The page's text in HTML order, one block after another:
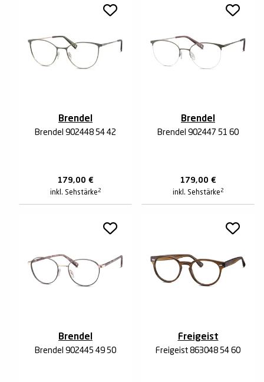
Brendel
Brendel 902448 54 42
179,00 €
inkl. Sehstärke 2
Brendel
Brendel 902447 51 60
179,00 €
inkl. Sehstärke 2
Brendel
Brendel 902445 49 50
Freigeist
Freigeist 863048 54 60